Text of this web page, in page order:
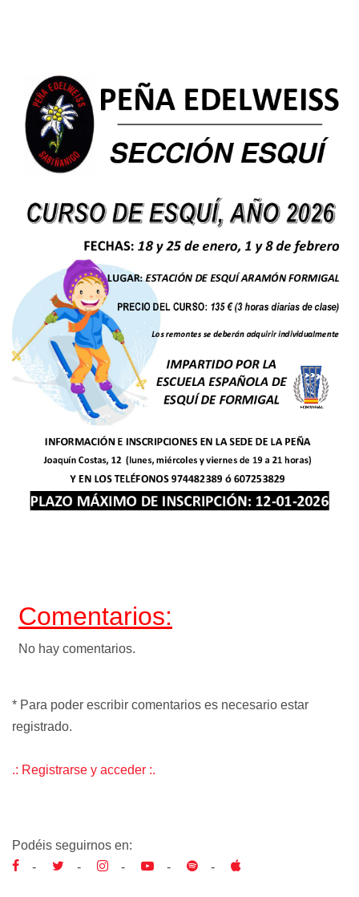
Comentarios:
No hay comentarios.
* Para poder escribir comentarios es necesario estar
registrado.
.: Registrarse y acceder :.
Podéis seguirnos en:
-
- - - -